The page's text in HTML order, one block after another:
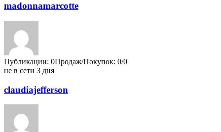
madonnamarcotte
Публикации: 0Продаж/Покупок: 0/0
не в сети 3 дня
claudiajefferson